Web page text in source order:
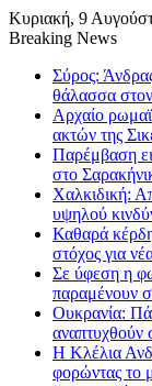
Κυριακή, 9
Breaking News
Σύρος:
θάλασσα
Αρχαίο
ακτών της
Παρέμβαση
στο
Χαλκιδική:
υψηλού
Καθαρά
στόχος για
Σε ύφεση η
παραμένουν
Ουκρανία:
αναπτυχθούν
Η Κλέλια
φορώντας το